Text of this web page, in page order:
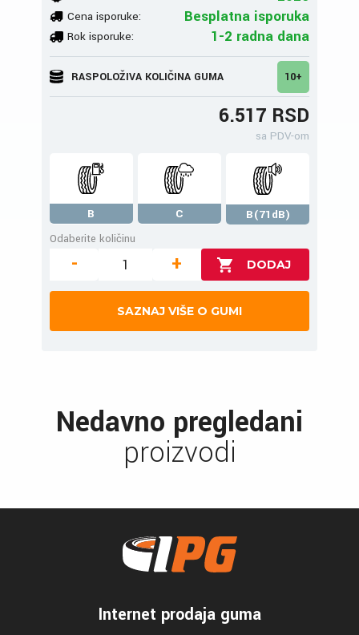
Cena isporuke: Besplatna isporuka
Rok isporuke: 1-2 radna dana
RASPOLOŽIVA KOLIČINA GUMA 10+
6.517 RSD
sa PDV-om
B C
B(71dB)
Odaberite količinu
- +
SAZNAJ VIŠE O GUMI
Nedavno pregledani
proizvodi
Internet prodaja guma